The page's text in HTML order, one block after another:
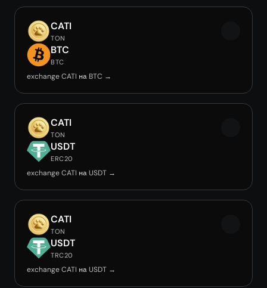
CATI
TON
BTC
BTC
exchange CATI на BTC →
CATI
TON
USDT
ERC20
exchange CATI на USDT →
CATI
TON
USDT
TRC20
exchange CATI на USDT →